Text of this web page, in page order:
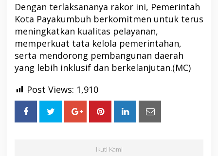
Dengan terlaksananya rakor ini, Pemerintah
Kota Payakumbuh berkomitmen untuk terus
meningkatkan kualitas pelayanan,
memperkuat tata kelola pemerintahan,
serta mendorong pembangunan daerah
yang lebih inklusif dan berkelanjutan.(MC)
Post Views: 1,910
Ikuti Kami